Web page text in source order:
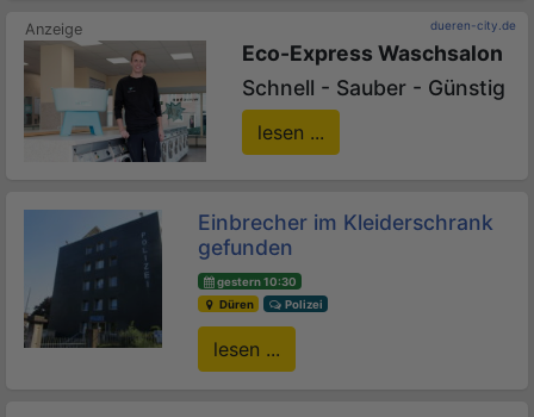
dueren-city.de
Eco-Express Waschsalon
Schnell - Sauber - Günstig
lesen ...
Einbrecher im Kleiderschrank
gefunden
gestern 10:30
Düren
Polizei
lesen ...